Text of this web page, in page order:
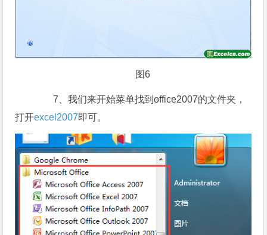
图6
7、我们来开始菜单找到office2007的文件夹，
打开excel2007即可。